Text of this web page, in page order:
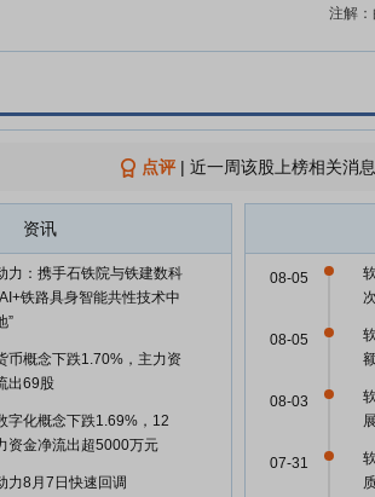
注解
点评| 近一周该股上榜相关消
资讯
力：携手石铁院与铁建数科
铁路具身智能共性技术中
”
币概念下跌1.70%，主力资
出69股
字化概念下跌1.69%，12
资金净流出超5000万元
力8月7日快速回调
08-05
08-05
08-03
07-31